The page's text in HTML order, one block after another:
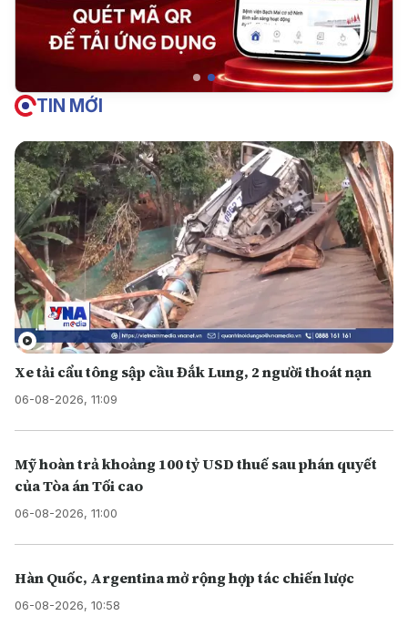
TIN MỚI
Xe tải cẩu tông sập cầu Đắk Lung, 2 người thoát nạn
06-08-2026, 11:09
Mỹ hoàn trả khoảng 100 tỷ USD thuế sau phán quyết
của Tòa án Tối cao
06-08-2026, 11:00
Hàn Quốc, Argentina mở rộng hợp tác chiến lược
06-08-2026, 10:58